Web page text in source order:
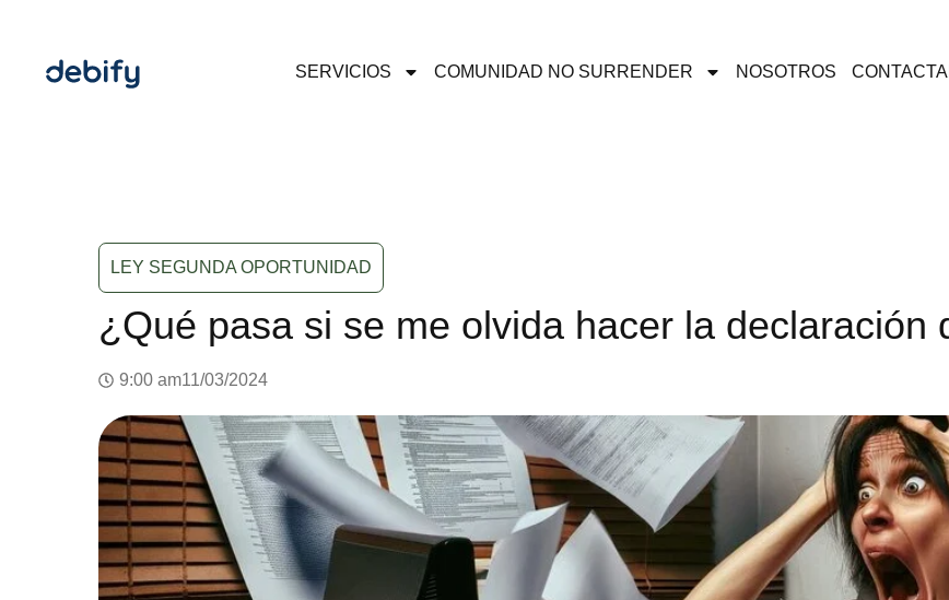
SERVICIOS COMUNIDAD NO SURRENDER NOSOTROS
LEY SEGUNDA OPORTUNIDAD
¿Qué pasa si se me olvida hacer la declaración
9:00 am11/03/2024